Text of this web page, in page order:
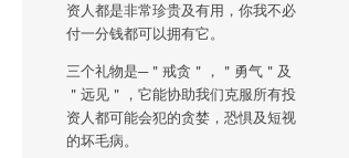
资人都是非常珍贵及有用，你我不必
付一分钱都可以拥有它。
三个礼物是─＂戒贪＂，＂勇气＂及
＂远见＂，它能协助我们克服所有投
资人都可能会犯的贪婪，恐惧及短视
的坏毛病。